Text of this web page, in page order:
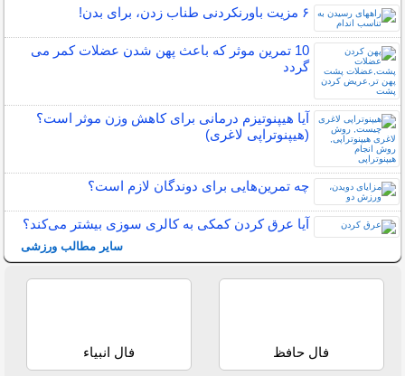
۶ مزیت باورنکردنی طناب زدن، برای بدن!
10 تمرین موثر که باعث پهن شدن عضلات کمر می
گردد
آیا هیپنوتیزم درمانی برای کاهش وزن موثر است؟
(هیپنوتراپی لاغری)
چه تمرین‌هایی برای دوندگان لازم است؟
آیا عرق کردن کمکی به کالری سوزی بیشتر می‌کند؟
سایر مطالب ورزشی
فال حافظ فال انبیاء